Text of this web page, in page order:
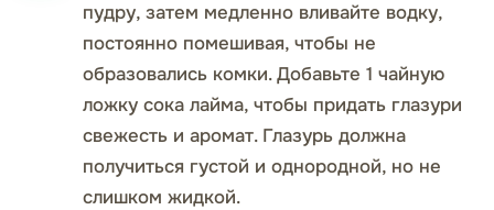
пудру, затем медленно вливайте водку,
постоянно помешивая, чтобы не
образовались комки. Добавьте 1 чайную
ложку сока лайма, чтобы придать глазури
свежесть и аромат. Глазурь должна
получиться густой и однородной, но не
слишком жидкой.